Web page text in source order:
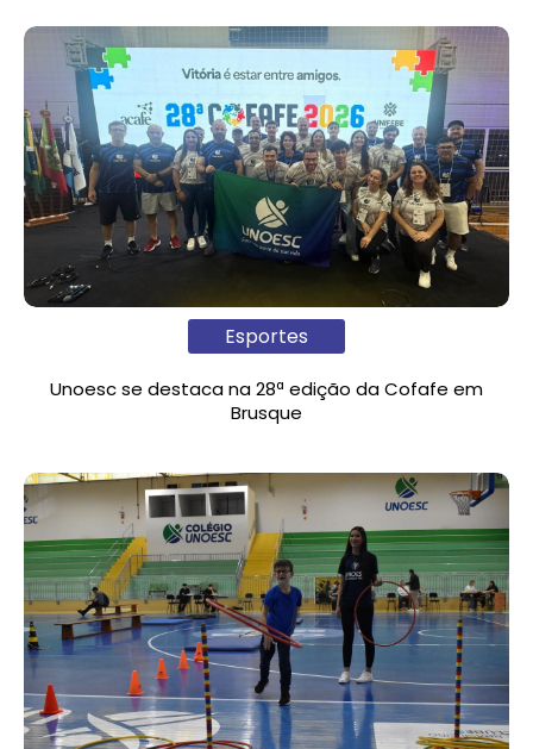
Esportes
Unoesc se destaca na 28ª edição da Cofafe em
Brusque